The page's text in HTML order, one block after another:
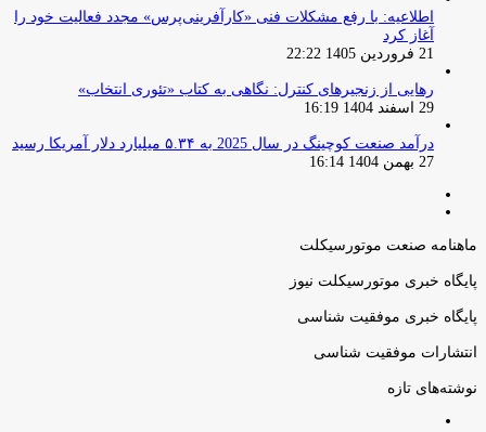
اطلاعیه: با رفع مشکلات فنی «کارآفرینی‌پرس» مجدد فعالیت خود را
آغاز کرد
21 فروردین 1405 22:22
رهایی از زنجیرهای کنترل: نگاهی به کتاب «تئوری انتخاب»
29 اسفند 1404 16:19
درآمد صنعت کوچینگ در سال 2025 به ۵.۳۴ میلیارد دلار آمریکا رسید
27 بهمن 1404 16:14
ماهنامه صنعت موتورسیکلت
پایگاه خبری موتورسیکلت نیوز
پایگاه خبری موفقیت شناسی
انتشارات موفقیت شناسی
نوشته‌های تازه